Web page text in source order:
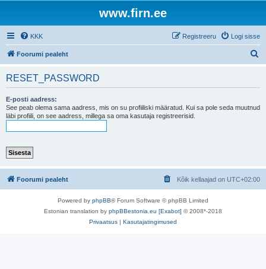
www.firn.ee
KKK Logi sisse
Registreeru
Foorumi pealeht
RESET_PASSWORD
E-posti aadress:
See peab olema sama aadress, mis on su profiiliski määratud. Kui sa pole seda muutnud
läbi profiili, on see aadress, millega sa oma kasutaja registreerisid.
Foorumi pealeht Kõik kellaajad on UTC+02:00
Powered by phpBB® Forum Software © phpBB Limited
Estonian translation by phpBBestonia.eu [Exabot] © 2008*-2018
Privaatsus | Kasutajatingimused